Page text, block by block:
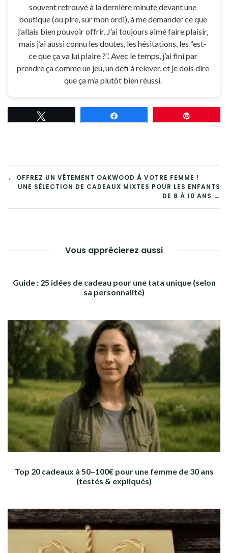
souvent retrouvé à la dernière minute devant une
boutique (ou pire, sur mon ordi), à me demander ce que
j’allais bien pouvoir offrir. J’ai toujours aimé faire plaisir,
mais j’ai aussi connu les doutes, les hésitations, les “est-
ce que ça va lui plaire ?”. Avec le temps, j’ai fini par
prendre ça comme un jeu, un défi à relever, et je dois dire
que ça m’a plutôt bien réussi.
NAVIGATION
DE
← OFFREZ UN VÊTEMENT OAKWOOD À VOTRE FEMME !
UNE SÉLECTION DE CADEAUX MIXTES POUR LES ENFANTS
DE 8 À 10 ANS →
Vous apprécierez aussi
Guide : 25 idées de cadeau pour une tata unique (selon
sa personnalité)
Top 20 cadeaux à 50–100€ pour une femme de 30 ans
(testés & expliqués)